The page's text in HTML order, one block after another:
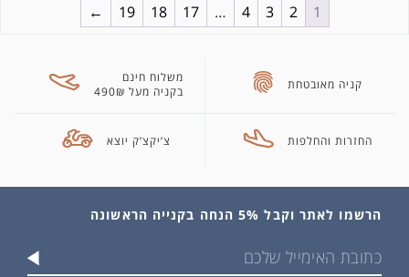
1
2
3
4
…
17
18
19
←
קניה מאובטחת
משלוח חינם
בקניה מעל 490₪
החזרות והחלפות צ’יקצ’ק יוצא
הרשמו לאתר וקבל 5% הנחה בקנייה הראשונה